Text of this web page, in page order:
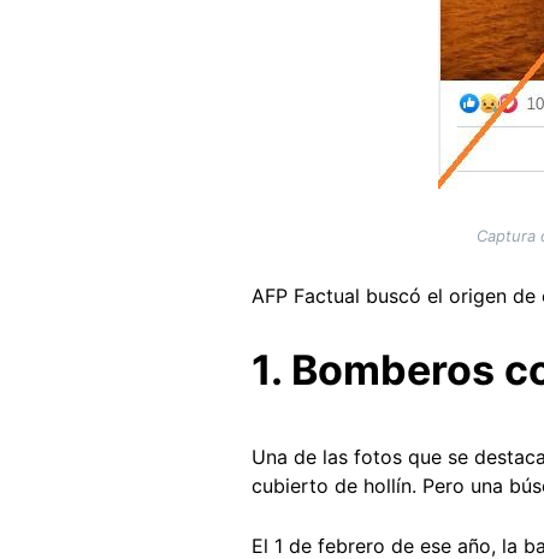
Captura
AFP Factual buscó el origen
1. Bomberos
Una de las fotos que se
cubierto de hollín. Pero una
El 1 de febrero de ese año, la